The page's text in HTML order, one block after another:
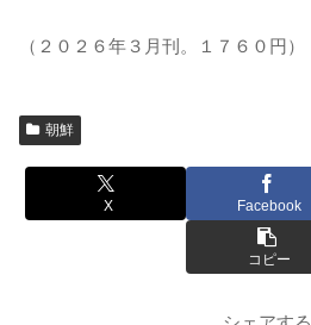
（２０２６年３月刊。１７６０円）
朝鮮
X Facebook
コピー